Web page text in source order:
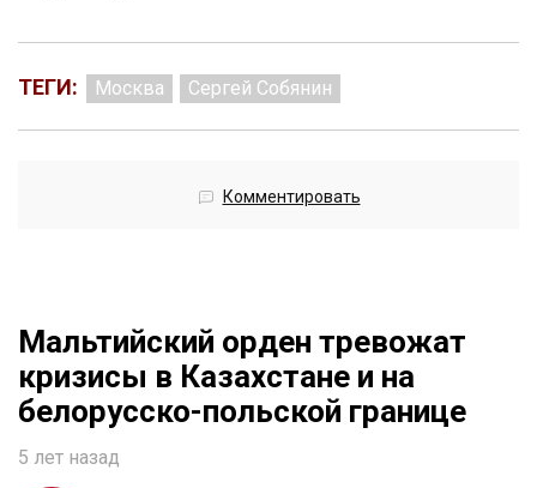
ТЕГИ: Москва Сергей Собянин
Комментировать
Мальтийский орден тревожат
кризисы в Казахстане и на
белорусско-польской границе
5 лет назад